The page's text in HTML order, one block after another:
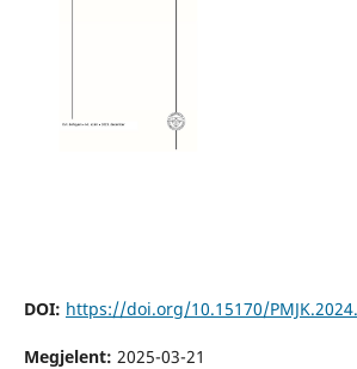
DOI: https://doi.org/10.15170/
Megjelent: 2025-03-21